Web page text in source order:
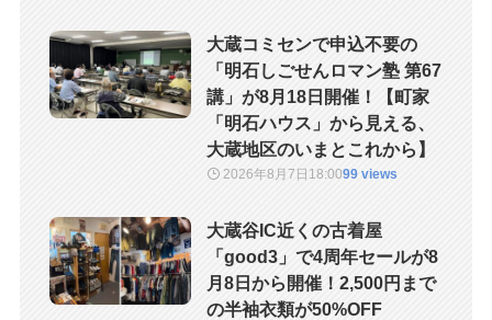
大蔵コミセンで申込不要の
「明石しごせんロマン塾 第67
講」が8月18日開催！【町家
「明石ハウス」から見える、
大蔵地区のいまとこれから】
2026年8月7日 18:0099 views
大蔵谷IC近くの古着屋
「good3」で4周年セールが8
月8日から開催！2,500円まで
の半袖衣類が50%OFF